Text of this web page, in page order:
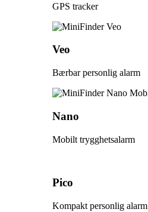
GPS tracker
Veo
Bærbar personlig alarm
Nano
Mobilt trygghetsalarm
Pico
Kompakt personlig alarm